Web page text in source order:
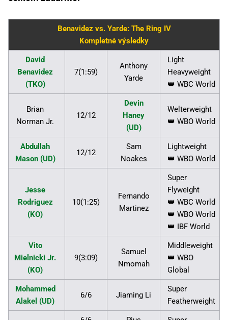
Benavidez vs. Yarde: The Ring IV
Kompletné výsledky
David
Benavidez
(TKO)
7(1:59)
Anthony
Yarde
Light
Heavyweight
👑 WBC World
Brian
Norman Jr.
12/12
Devin
Haney
(UD)
Welterweight
👑 WBO World
Abdullah
Mason (UD)
12/12
Sam
Noakes
Lightweight
👑 WBO World
Jesse
Rodriguez
(KO)
10(1:25)
Fernando
Martinez
Super
Flyweight
👑 WBC World
👑 WBO World
👑 IBF World
Vito
Mielnicki Jr.
(KO)
9(3:09)
Samuel
Nmomah
Middleweight
👑 WBO
Global
Mohammed
Alakel (UD)
6/6 Jiaming Li
Super
Featherweight